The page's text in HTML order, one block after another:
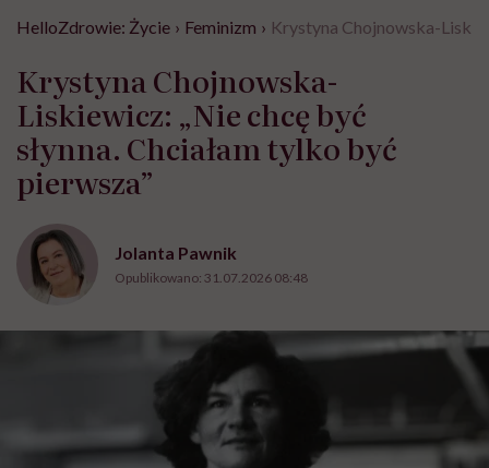
HelloZdrowie: Życie › Feminizm › Krystyna Chojnowska-
Krystyna Chojnowska-
Liskiewicz: „Nie chcę być
słynna. Chciałam tylko być
pierwsza”
Jolanta Pawnik
Opublikowano: 31.07.2026 08:48